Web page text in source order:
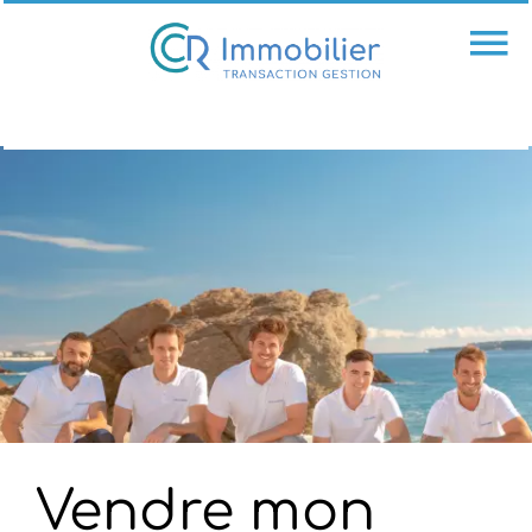
Vendre mon